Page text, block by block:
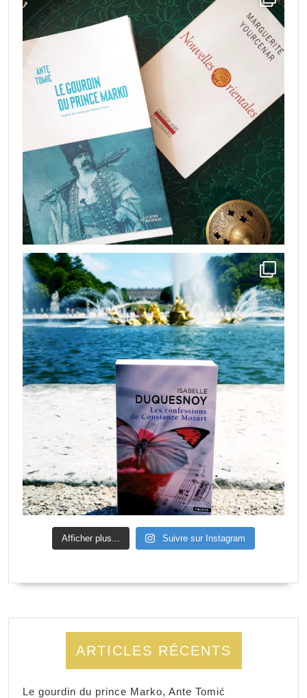
Afficher plus... Suivre sur Instagram
ARTICLES RÉCENTS
Le gourdin du prince Marko, Ante Tomić